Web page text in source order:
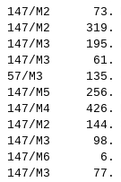
147/M2      73.
147/M2     319.
147/M3     195.
147/M3      61.
57/M3      135.
147/M5     256.
147/M4     426.
147/M2     144.
147/M3      98.
147/M6       6.
147/M3      77.